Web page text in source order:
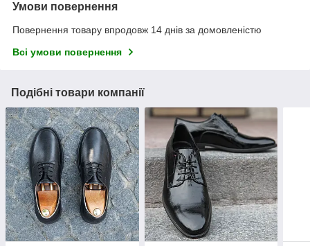
Умови повернення
Повернення товару впродовж 14 днів за домовленістю
Всі умови повернення
Подібні товари компанії